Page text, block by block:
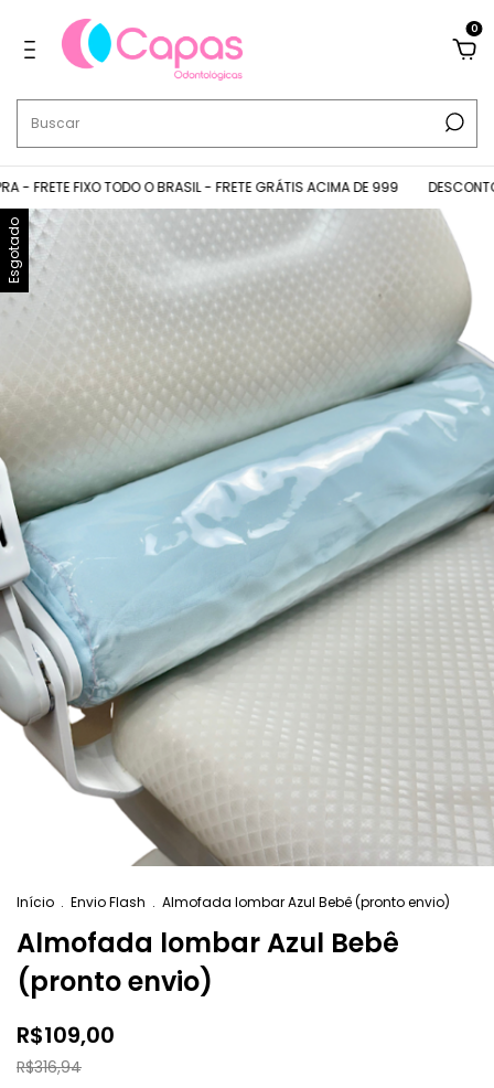
0
FIXO TODO O BRASIL - FRETE GRÁTIS ACIMA DE 999
Esgotado
Início . Envio Flash . Almofada lombar Azul Bebê (pronto envio)
Almofada lombar Azul Bebê
(pronto envio)
R$109,00
R$316,94